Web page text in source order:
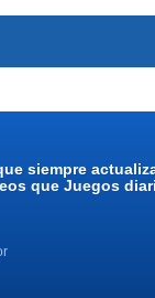
siempre
que Juegos